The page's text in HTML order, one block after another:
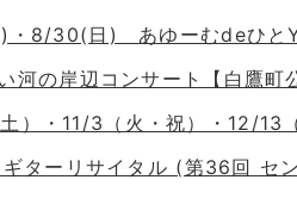
8/30(日) あゆーむdeひと
河の岸辺コンサート【白鷹町
）・11/3（火・祝）・12/
ターリサイタル (第36回 セ